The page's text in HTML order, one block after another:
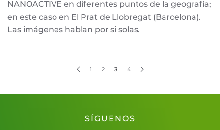
NANOACTIVE en diferentes puntos de la geografía;
en este caso en El Prat de Llobregat (Barcelona).
Las imágenes hablan por si solas.
1 2 3 4
SÍGUENOS